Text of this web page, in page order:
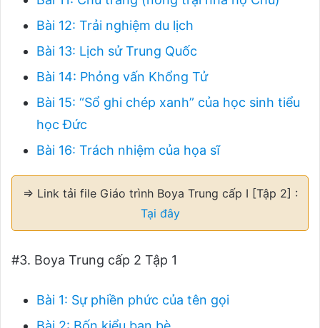
Bài 12: Trải nghiệm du lịch
Bài 13: Lịch sử Trung Quốc
Bài 14: Phỏng vấn Khổng Tử
Bài 15: “Sổ ghi chép xanh” của học sinh tiểu
học Đức
Bài 16: Trách nhiệm của họa sĩ
⇒ Link tải file Giáo trình Boya Trung cấp I [Tập 2] :
Tại đây
#3. Boya Trung cấp 2 Tập 1
Bài 1: Sự phiền phức của tên gọi